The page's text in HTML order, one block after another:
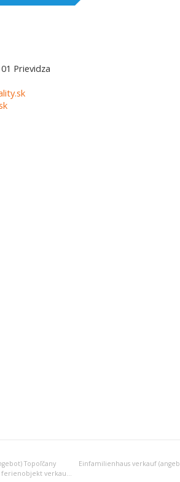
Prievidza
Topoľčany
Anderes wohn- oder ferienobjekt verkauf (angebot) Topoľčany